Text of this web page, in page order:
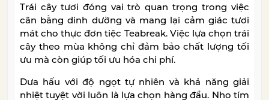
Trái cây tươi đóng vai trò quan trọng trong việc
cân bằng dinh dưỡng và mang lại cảm giác tươi
mát cho thực đơn tiệc Teabreak. Việc lựa chọn trái
cây theo mùa không chỉ đảm bảo chất lượng tối
ưu mà còn giúp tối ưu hóa chi phí.
Dưa hấu với độ ngọt tự nhiên và khả năng giải
nhiệt tuyệt vời luôn là lựa chọn hàng đầu. Nho tím